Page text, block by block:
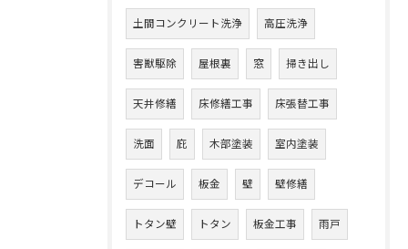
土間コンクリート洗浄 高圧洗浄
害獣駆除 屋根裏 窓 掃き出し
天井修繕 床修繕工事 床張替工事
洗面 庇 木部塗装 室内塗装
デコール 板金 壁 壁修繕
トタン壁 トタン 板金工事 雨戸